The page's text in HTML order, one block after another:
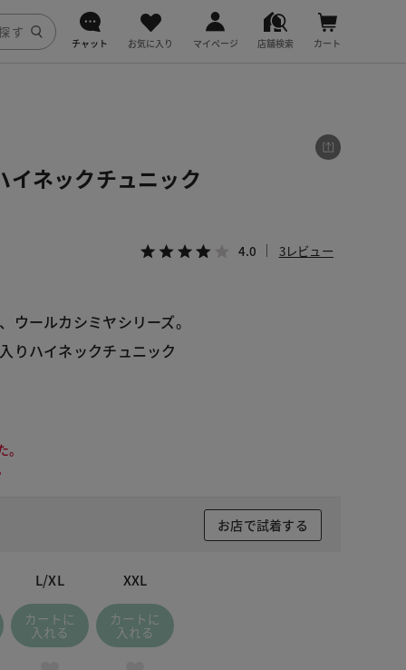
チャット お気に入り マイページ 店舗検索 カート
イネックチュニック
4.0 3レビュー
ウールカシミヤシリーズ。
りハイネックチュニック
お店で試着する
L/XL
カートに
入れる
XXL
カートに
入れる